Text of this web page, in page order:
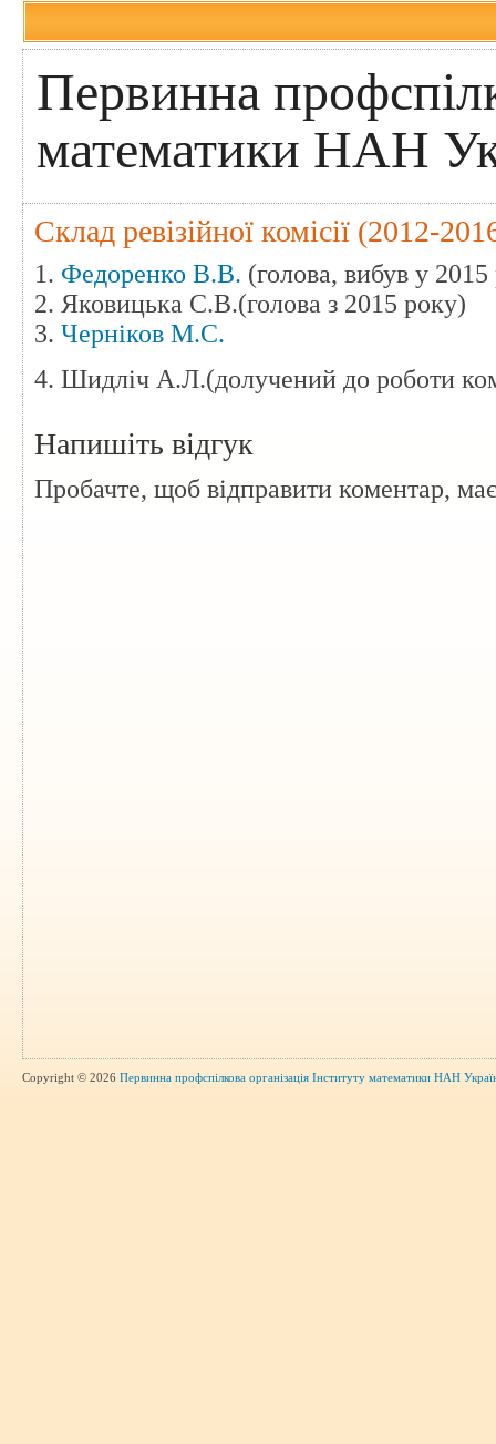
Первинна
математики НАН
Склад ревізійної комісії (2012-
1. Федоренко В.В. (голова, вибув у 2015
2. Яковицька С.В.(голова з 2015 року)
3. Черніков М.С.
4. Шидліч А.Л.(долучений до роботи
Напишіть відгук
Пробачте, щоб відправити коментар,
Copyright © 2026 Первинна профспілкова організація Інституту математики НАН